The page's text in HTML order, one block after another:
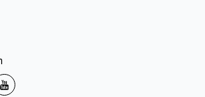
Youtube